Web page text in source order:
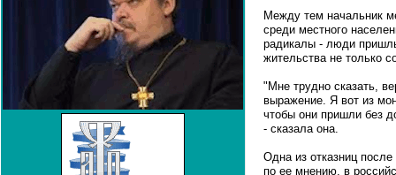
Между тем начальник
среди местного
радикалы - люди
жительства не только
"Мне трудно сказать,
выражение. Я вот из
чтобы они пришли без
- сказала она.
Одна из отказниц после
по ее мнению, в